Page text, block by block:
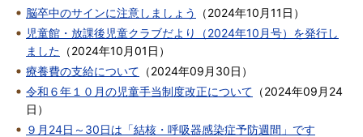
脳卒中のサインに注意しましょう
（2024年10月11日 ）
児童館・放課後児童クラブだより（2024年10月号）を発行し
ました （2024年10月01日 ）
療養費の支給について （2024年09月30日 ）
令和６年１０月の児童手当制度改正について （2024年09月24
日 ）
９月24日～30日は「結核・呼吸器感染症予防週間」です